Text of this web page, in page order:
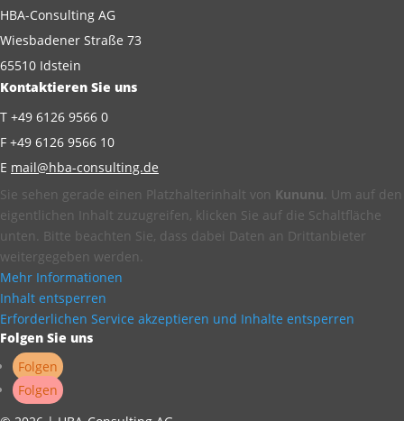
HBA-Consulting AG
Wiesbadener Straße 73
65510 Idstein
Kontaktieren Sie uns
T +49 6126 9566 0
F +49 6126 9566 10
E mail@hba-consulting.de
Sie sehen gerade einen Platzhalterinhalt von Kununu. Um auf den
eigentlichen Inhalt zuzugreifen, klicken Sie auf die Schaltfläche
unten. Bitte beachten Sie, dass dabei Daten an Drittanbieter
weitergegeben werden.
Mehr Informationen
Inhalt entsperren
Erforderlichen Service akzeptieren und Inhalte entsperren
Folgen Sie uns
Folgen
Folgen